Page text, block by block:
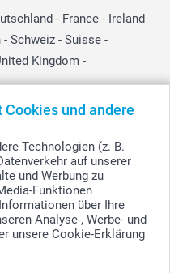
und andere
Technologien (z. B.
auf unserer
und Werbung zu
Funktionen
über Ihre
Analyse-, Werbe- und
unsere Cookie-Erklärung
- France - Ireland
- Schweiz - Suisse -
Kingdom -
vorbehalten.
(CHF) inkl. MwSt. und zzgl.